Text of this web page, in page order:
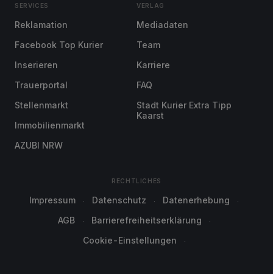
SERVICES
Reklamation
Facebook Top Kurier
Inserieren
Trauerportal
Stellenmarkt
Immobilienmarkt
AZUBI NRW
VERLAG
Mediadaten
Team
Karriere
FAQ
Stadt Kurier Extra Tipp
Kaarst
RECHTLICHES
Impressum Datenschutz
Datenerhebung
AGB
Barrierefreiheitserklärung
Cookie-Einstellungen